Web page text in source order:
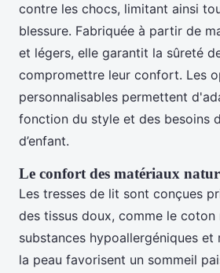
contre les chocs, limitant ainsi
blessure. Fabriquée à partir de
et légers, elle garantit la sûreté
compromettre leur confort. Les
personnalisables permettent
fonction du style et des besoins
d’enfant.
Le confort des matériaux
Les tresses de lit sont conçues
des tissus doux, comme le coton
substances hypoallergéniques et
la peau favorisent un sommeil